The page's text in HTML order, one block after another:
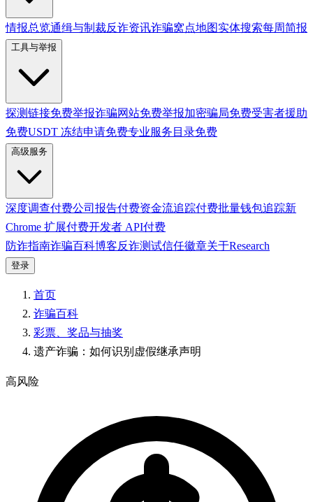
情报总览通缉与制裁反诈资讯诈骗窝点地图实体搜索每周简报
工具与举报
探测链接免费举报诈骗网站免费举报加密骗局免费受害者援助
免费USDT 冻结申请免费专业服务目录免费
高级服务
深度调查付费公司报告付费资金流追踪付费批量钱包追踪新
Chrome 扩展付费开发者 API付费
防诈指南诈骗百科博客反诈测试信任徽章关于Research
登录
首页
诈骗百科
彩票、奖品与抽奖
遗产诈骗：如何识别虚假继承声明
高风险